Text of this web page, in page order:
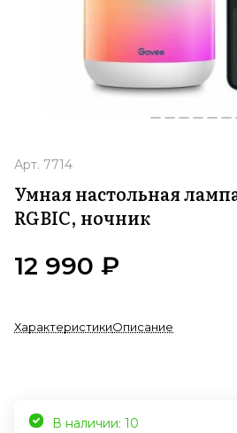
Арт. 7714
Умная настольная
RGBIC, ночник
12 990 ₽
ХарактеристикиОписание
В наличии: 10